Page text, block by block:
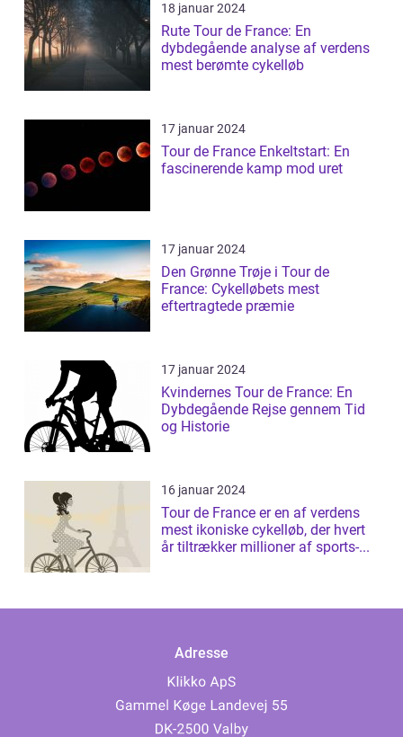
18 januar 2024
Rute Tour de France: En
dybdegående analyse af verdens
mest berømte cykelløb
17 januar 2024
Tour de France Enkeltstart: En
fascinerende kamp mod uret
17 januar 2024
Den Grønne Trøje i Tour de
France: Cykelløbets mest
eftertragtede præmie
17 januar 2024
Kvindernes Tour de France: En
Dybdegående Rejse gennem Tid
og Historie
16 januar 2024
Tour de France er en af verdens
mest ikoniske cykelløb, der hvert
år tiltrækker millioner af sports-...
Adresse